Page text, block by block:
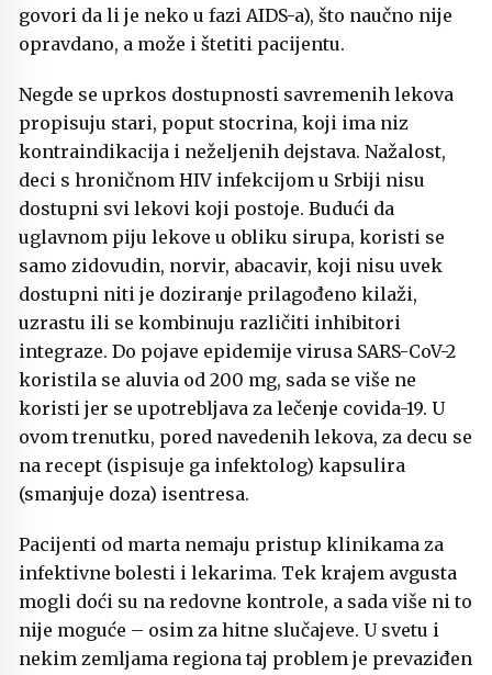
govori da li je neko u fazi AIDS-a), što naučno nije
opravdano, a može i štetiti pacijentu.
Negde se uprkos dostupnosti savremenih lekova
propisuju stari, poput stocrina, koji ima niz
kontraindikacija i neželjenih dejstava. Nažalost,
deci s hroničnom HIV infekcijom u Srbiji nisu
dostupni svi lekovi koji postoje. Budući da
uglavnom piju lekove u obliku sirupa, koristi se
samo zidovudin, norvir, abacavir, koji nisu uvek
dostupni niti je doziranje prilagođeno kilaži,
uzrastu ili se kombinuju različiti inhibitori
integraze. Do pojave epidemije virusa SARS-CoV-2
koristila se aluvia od 200 mg, sada se više ne
koristi jer se upotrebljava za lečenje covida-19. U
ovom trenutku, pored navedenih lekova, za decu se
na recept (ispisuje ga infektolog) kapsulira
(smanjuje doza) isentresa.
Pacijenti od marta nemaju pristup klinikama za
infektivne bolesti i lekarima. Tek krajem avgusta
mogli doći su na redovne kontrole, a sada više ni to
nije moguće – osim za hitne slučajeve. U svetu i
nekim zemljama regiona taj problem je prevaziđen